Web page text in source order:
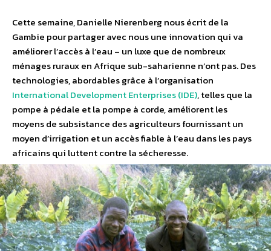
Cette semaine, Danielle Nierenberg nous écrit de la
Gambie pour partager avec nous une innovation qui va
améliorer l’accès à l’eau – un luxe que de nombreux
ménages ruraux en Afrique sub-saharienne n’ont pas. Des
technologies, abordables grâce à l’organisation
International Development Enterprises (IDE), telles que la
pompe à pédale et la pompe à corde, améliorent les
moyens de subsistance des agriculteurs fournissant un
moyen d’irrigation et un accès fiable à l’eau dans les pays
africains qui luttent contre la sécheresse.